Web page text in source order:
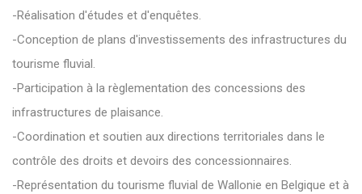
-Réalisation d'études et d'enquêtes.
-Conception de plans d'investissements des infrastructures du
tourisme fluvial.
-Participation à la règlementation des concessions des
infrastructures de plaisance.
-Coordination et soutien aux directions territoriales dans le
contrôle des droits et devoirs des concessionnaires.
-Représentation du tourisme fluvial de Wallonie en Belgique et à